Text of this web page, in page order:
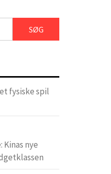
fysiske spil
Kinas nye